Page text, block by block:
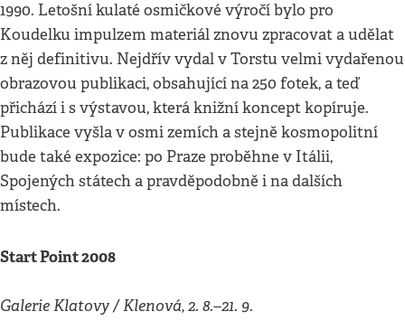
1990. Letošní kulaté osmičkové výročí bylo pro
Koudelku impulzem materiál znovu zpracovat a udělat
z něj definitivu. Nejdřív vydal v Torstu velmi vydařenou
obrazovou publikaci, obsahující na 250 fotek, a teď
přichází i s výstavou, která knižní koncept kopíruje.
Publikace vyšla v osmi zemích a stejně kosmopolitní
bude také expozice: po Praze proběhne v Itálii,
Spojených státech a pravděpodobně i na dalších
místech.
Start Point 2008
Galerie Klatovy / Klenová, 2. 8.–21. 9.